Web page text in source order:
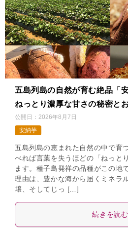
五島列島の自然が育む絶品「
ねっとり濃厚な甘さの秘密と
公開日： 2026年8月7日
安納芋
五島列島の恵まれた自然の中で育
べれば言葉を失うほどの「ねっと
ます。種子島発祥の品種がこの地
理由は、豊かな海から届くミネラ
壌、そしてじっ […]
続きを読む